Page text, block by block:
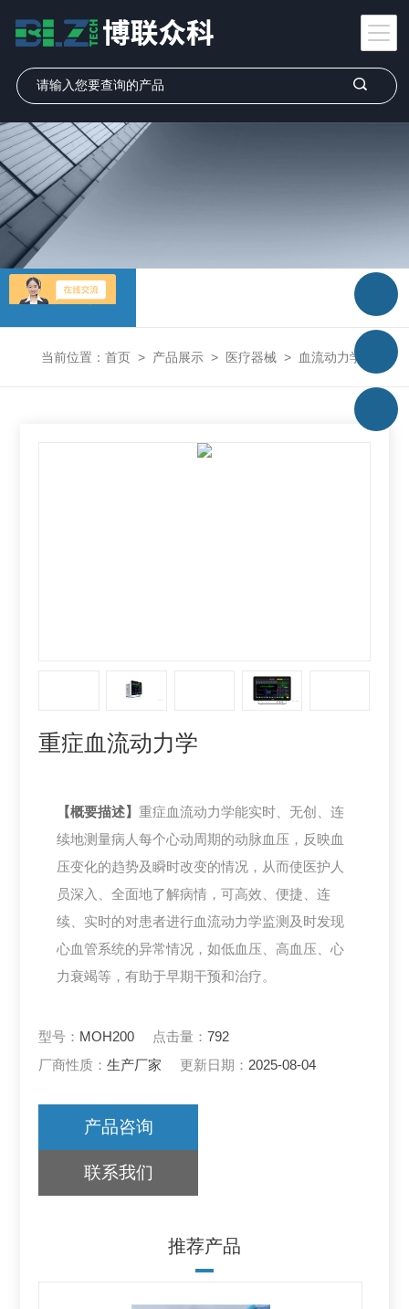
产品展示
当前位置： 首页 > 产品展示 > 医疗器械 > 血流动力学监测仪
重症血流动力学
【概要描述】重症血流动力学能实时、无创、连
续地测量病人每个心动周期的动脉血压，反映血
压变化的趋势及瞬时改变的情况，从而使医护人
员深入、全面地了解病情，可高效、便捷、连
续、实时的对患者进行血流动力学监测及时发现
心血管系统的异常情况，如低血压、高血压、心
力衰竭等，有助于早期干预和治疗。
型号： MOH200 点击量：792
厂商性质：生产厂家 更新日期： 2025-08-04
产品咨询
联系我们
推荐产品